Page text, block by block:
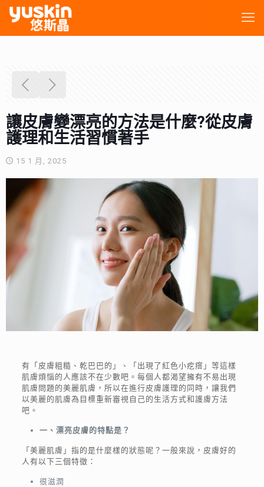
讓皮膚變漂亮的方法是什麼?從皮膚
護理和生活習慣著手
15 1 月, 2025
有「皮膚粗糙、乾巴巴的」、「出現了紅色小疙瘩」等這樣
肌膚煩惱的人應該不在少數吧。每個人都渴望擁有不易出現
肌膚問題的美麗肌膚，所以在進行皮膚護理的同時，讓我們
以美麗的肌膚為目標重新審視自己的生活方式和護膚方法
吧。
一、漂亮皮膚的特點是？
「美麗肌膚」指的是什麼樣的狀態呢？一般來說，皮膚好的
人有以下三個特徵：
很滋潤